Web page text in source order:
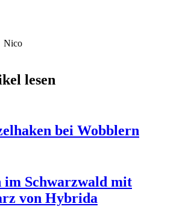
Nico
lesen
bei Wobblern
im Schwarzwald mit
von Hybrida